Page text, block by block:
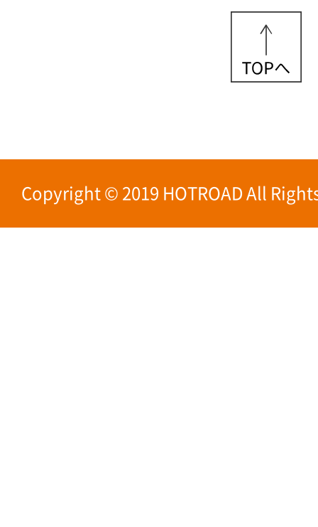
Copyright © 2019 HOTROAD All